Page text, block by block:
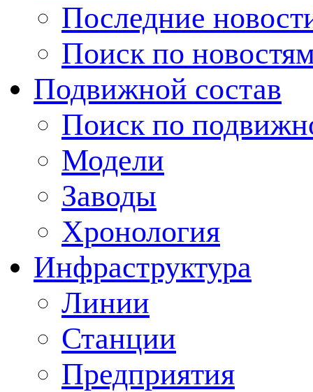
Последние
Поиск по
Подвижной состав
Поиск по
Модели
Заводы
Хронология
Инфраструктура
Линии
Станции
Предприятия